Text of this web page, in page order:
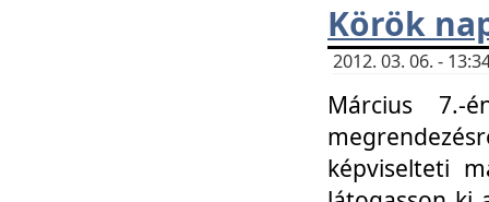
Körök
2012. 03. 06. -
Március 7.-
képviselteti